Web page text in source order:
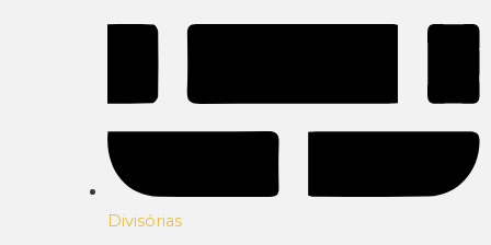
Divisórias